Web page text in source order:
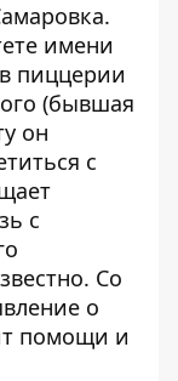
имени
пиццерии
(бывшая
он
с
с
Со
о
помощи и